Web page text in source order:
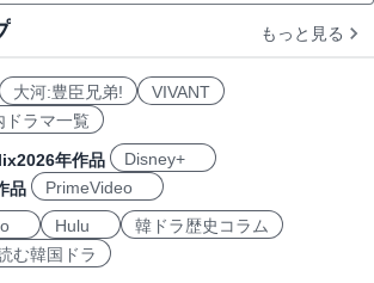
もっと見る
大河:豊臣兄弟!
VIVANT
ラマ一覧
年作品
Disney+
品
PrimeVideo
Hulu
韓ドラ歴史コラム
む韓国ドラ